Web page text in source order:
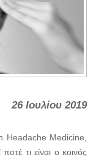
26 Ιουλίου 2019
Headache Medicine,
τι είναι ο κοινός